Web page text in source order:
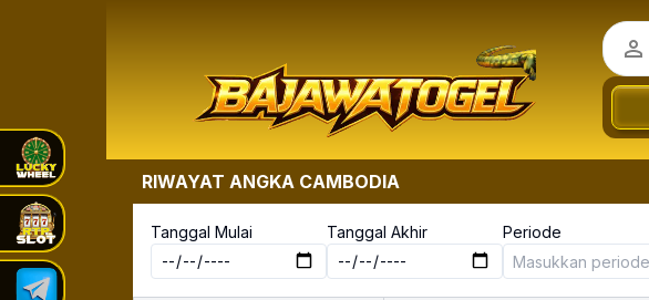
RIWAYAT ANGKA CAMBODIA
Tanggal Mulai Tanggal Akhir
Periode